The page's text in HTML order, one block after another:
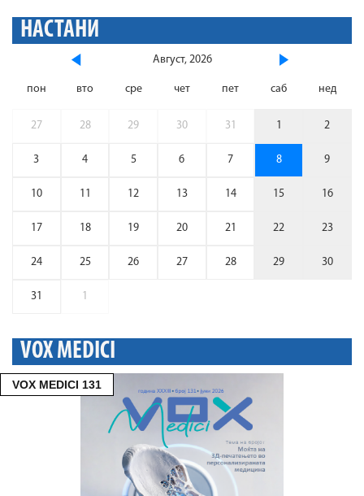
НАСТАНИ
Август, 2026
пон вто сре чет пет саб нед
27 28 29 30 31 1 2
3 4 5 6 7 8 9
10 11 12 13 14 15 16
17 18 19 20 21 22 23
24 25 26 27 28 29 30
31 1
VOX MEDICI
VOX MEDICI 131